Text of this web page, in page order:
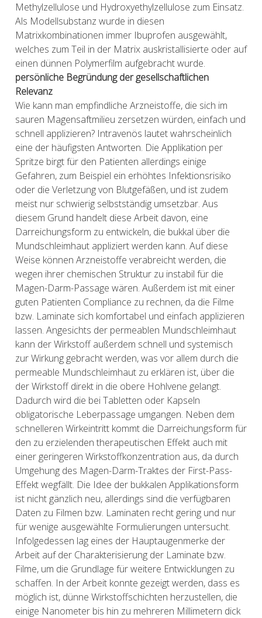
Methylzellulose und Hydroxyethylzellulose zum Einsatz.
Als Modellsubstanz wurde in diesen
Matrixkombinationen immer Ibuprofen ausgewählt,
welches zum Teil in der Matrix auskristallisierte oder auf
einen dünnen Polymerfilm aufgebracht wurde.
persönliche Begründung der gesellschaftlichen
Relevanz
Wie kann man empfindliche Arzneistoffe, die sich im
sauren Magensaftmilieu zersetzen würden, einfach und
schnell applizieren? Intravenös lautet wahrscheinlich
eine der häufigsten Antworten. Die Applikation per
Spritze birgt für den Patienten allerdings einige
Gefahren, zum Beispiel ein erhöhtes Infektionsrisiko
oder die Verletzung von Blutgefäßen, und ist zudem
meist nur schwierig selbstständig umsetzbar. Aus
diesem Grund handelt diese Arbeit davon, eine
Darreichungsform zu entwickeln, die bukkal über die
Mundschleimhaut appliziert werden kann. Auf diese
Weise können Arzneistoffe verabreicht werden, die
wegen ihrer chemischen Struktur zu instabil für die
Magen-Darm-Passage wären. Außerdem ist mit einer
guten Patienten Compliance zu rechnen, da die Filme
bzw. Laminate sich komfortabel und einfach applizieren
lassen. Angesichts der permeablen Mundschleimhaut
kann der Wirkstoff außerdem schnell und systemisch
zur Wirkung gebracht werden, was vor allem durch die
permeable Mundschleimhaut zu erklären ist, über die
der Wirkstoff direkt in die obere Hohlvene gelangt.
Dadurch wird die bei Tabletten oder Kapseln
obligatorische Leberpassage umgangen. Neben dem
schnelleren Wirkeintritt kommt die Darreichungsform für
den zu erzielenden therapeutischen Effekt auch mit
einer geringeren Wirkstoffkonzentration aus, da durch
Umgehung des Magen-Darm-Traktes der First-Pass-
Effekt wegfällt. Die Idee der bukkalen Applikationsform
ist nicht gänzlich neu, allerdings sind die verfügbaren
Daten zu Filmen bzw. Laminaten recht gering und nur
für wenige ausgewählte Formulierungen untersucht.
Infolgedessen lag eines der Hauptaugenmerke der
Arbeit auf der Charakterisierung der Laminate bzw.
Filme, um die Grundlage für weitere Entwicklungen zu
schaffen. In der Arbeit konnte gezeigt werden, dass es
möglich ist, dünne Wirkstoffschichten herzustellen, die
einige Nanometer bis hin zu mehreren Millimetern dick